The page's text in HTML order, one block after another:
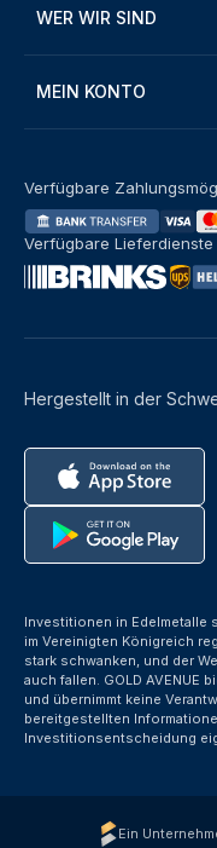
WER WIR SIND
MEIN KONTO
Hergestellt in der
Verfügbare
Verfügbare Lieferdienste
Investitionen in Edelmetalle
im Vereinigten Königreich
stark schwanken, und der
auch fallen. GOLD AVENUE
und übernimmt keine
bereitgestellten
Investitionsentscheidung
Ein